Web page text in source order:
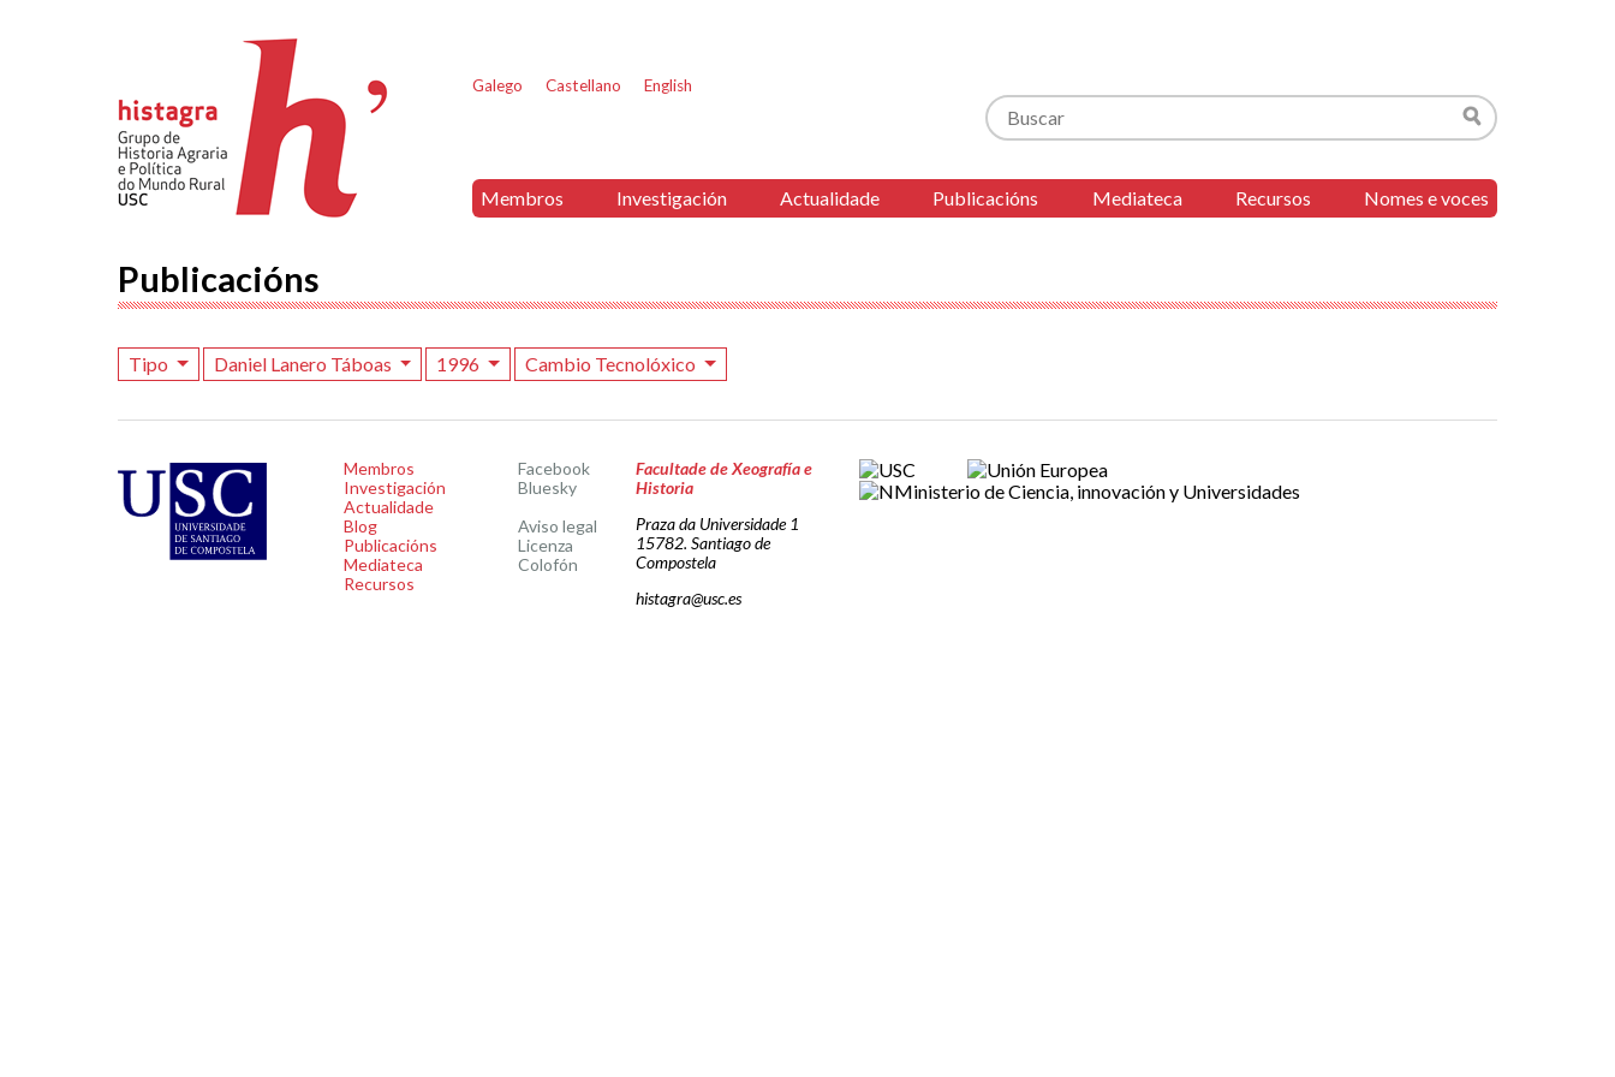
Galego Castellano English
Buscar
Buscar
Membros Investigación Actualidade Publicacións Mediateca Recursos Nomes e voces
Publicacións
Tipo Daniel Lanero Táboas 1996 Cambio Tecnolóxico
Membros
Investigación
Actualidade
Blog
Publicacións
Mediateca
Recursos
Facebook
Bluesky
Aviso legal
Licenza
Colofón
Facultade de Xeografía e
Historia
Praza da Universidade 1
15782. Santiago de
Compostela
histagra@usc.es